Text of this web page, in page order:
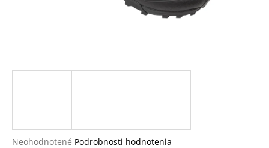
Priemerné
Neohodnotené Podrobnosti hodnotenia